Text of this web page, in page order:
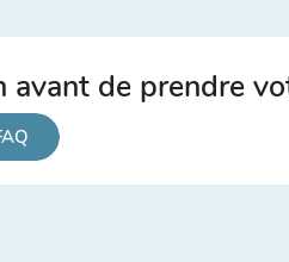
avant de prendre